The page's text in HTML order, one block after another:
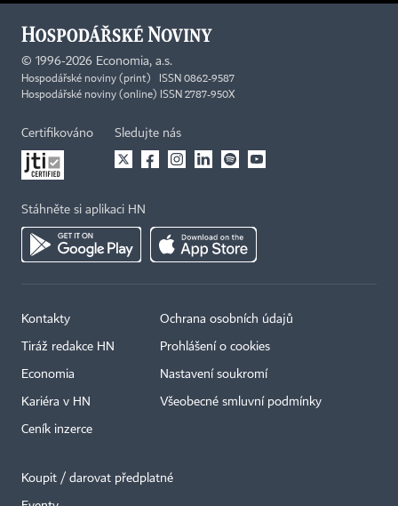
© 1996-2026 Economia, a.s.
Hospodářské noviny (print) ISSN 0862-9587
Hospodářské noviny (online) ISSN 2787-950X
Certifikováno Sledujte nás
Stáhněte si aplikaci HN
Kontakty
Tiráž redakce HN
Economia
Kariéra v HN
Ceník inzerce
Ochrana osobních údajů
Prohlášení o cookies
Nastavení soukromí
Všeobecné smluvní podmínky
Koupit / darovat předplatné